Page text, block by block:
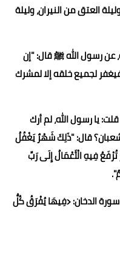
وليلة العتق من النيران، وليلة
رسول الله ﷺ قال: "إن
لجميع خلقه إلا لمشرك
يا رسول الله، لم أرك
قال: "ذَلِكَ شَهْرٌ يَغْفُلُ
فِيهِ الْأَعْمَالُ إِلَى رَبِّ
الدخان: ﴿فِيهَا يُفْرَقُ كُلُّ